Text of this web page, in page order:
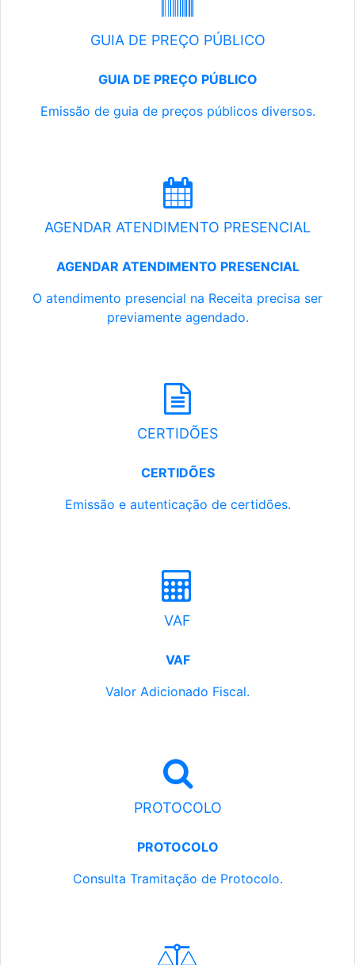
GUIA DE PREÇO PÚBLICO
GUIA DE PREÇO PÚBLICO
Emissão de guia de preços públicos diversos.
AGENDAR ATENDIMENTO PRESENCIAL
AGENDAR ATENDIMENTO PRESENCIAL
O atendimento presencial na Receita precisa ser
previamente agendado.
CERTIDÕES
CERTIDÕES
Emissão e autenticação de certidões.
VAF
VAF
Valor Adicionado Fiscal.
PROTOCOLO
PROTOCOLO
Consulta Tramitação de Protocolo.